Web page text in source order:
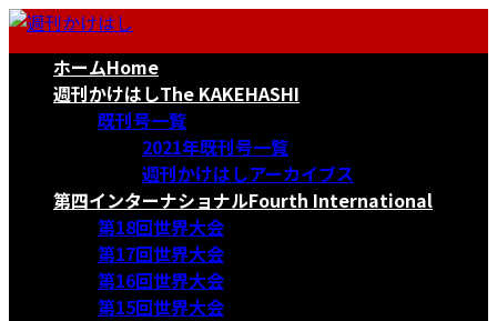
コ
ナ
ホームHome
週刊かけはしThe KAKEHASHI
既刊号一覧
2021年既刊号一覧
週刊かけはしアーカイブス
第四インターナショナルFourth International
第18回世界大会
第17回世界大会
第16回世界大会
第15回世界大会